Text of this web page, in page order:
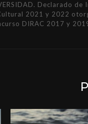
2021 y 2022
DIRAC 2017 y